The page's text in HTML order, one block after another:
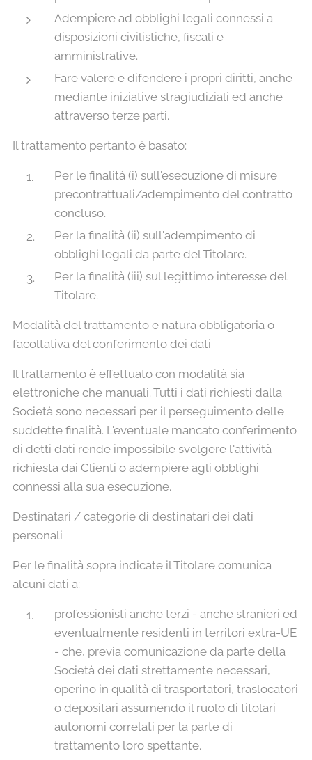
Adempiere ad obblighi legali connessi a
disposizioni civilistiche, fiscali e
amministrative.
Fare valere e difendere i propri diritti, anche
mediante iniziative stragiudiziali ed anche
attraverso terze parti.
Il trattamento pertanto è basato:
Per le finalità (i) sull'esecuzione di misure
precontrattuali/adempimento del contratto
concluso.
Per la finalità (ii) sull'adempimento di
obblighi legali da parte del Titolare.
Per la finalità (iii) sul legittimo interesse del
Titolare.
Modalità del trattamento e natura obbligatoria o
facoltativa del conferimento dei dati
Il trattamento è effettuato con modalità sia
elettroniche che manuali. Tutti i dati richiesti dalla
Società sono necessari per il perseguimento delle
suddette finalità. L'eventuale mancato conferimento
di detti dati rende impossibile svolgere l'attività
richiesta dai Clienti o adempiere agli obblighi
connessi alla sua esecuzione.
Destinatari / categorie di destinatari dei dati
personali
Per le finalità sopra indicate il Titolare comunica
alcuni dati a:
professionisti anche terzi - anche stranieri ed
eventualmente residenti in territori extra-UE
- che, previa comunicazione da parte della
Società dei dati strettamente necessari,
operino in qualità di trasportatori, traslocatori
o depositari assumendo il ruolo di titolari
autonomi correlati per la parte di
trattamento loro spettante.